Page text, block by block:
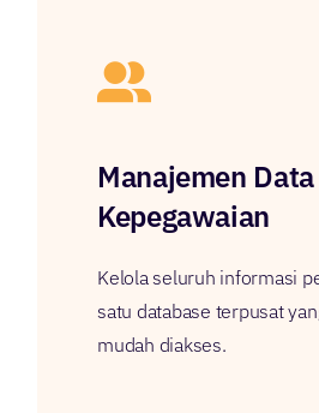
Manajemen Data
Kepegawaian
Kelola seluruh informasi
satu database terpusat
mudah diakses.